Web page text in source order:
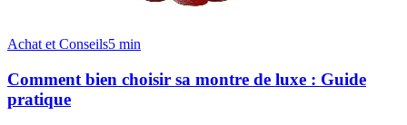
Achat et Conseils5 min
Comment bien choisir sa montre de luxe : Guide
pratique